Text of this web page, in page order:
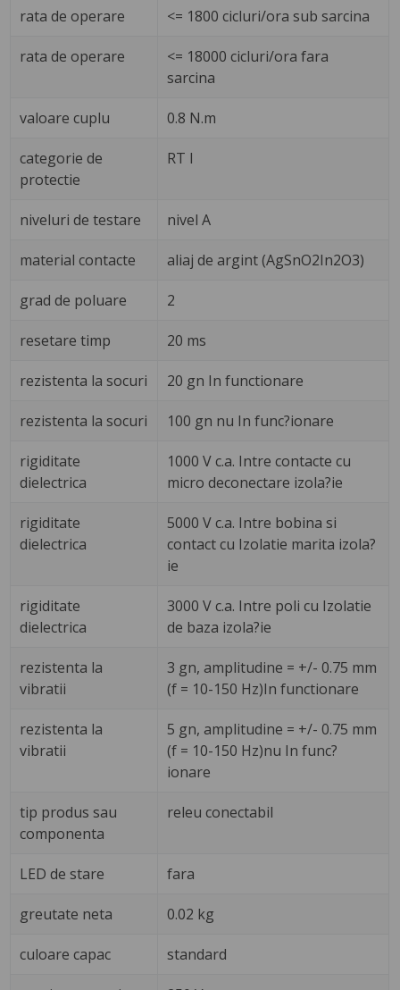
rata de operare <= 1800 cicluri/ora sub sarcina
rata de operare
<= 18000 cicluri/ora fara
sarcina
valoare cuplu 0.8 N.m
categorie de
protectie
RT I
niveluri de testare nivel A
material contacte aliaj de argint (AgSnO2In2O3)
grad de poluare 2
resetare timp 20 ms
rezistenta la socuri 20 gn In functionare
rezistenta la socuri 100 gn nu In func?ionare
rigiditate
dielectrica
1000 V c.a. Intre contacte cu
micro deconectare izola?ie
rigiditate
dielectrica
5000 V c.a. Intre bobina si
contact cu Izolatie marita izola?
ie
rigiditate
dielectrica
3000 V c.a. Intre poli cu Izolatie
de baza izola?ie
rezistenta la
vibratii
3 gn, amplitudine = +/- 0.75 mm
(f = 10-150 Hz)In functionare
rezistenta la
vibratii
5 gn, amplitudine = +/- 0.75 mm
(f = 10-150 Hz)nu In func?
ionare
tip produs sau
componenta
releu conectabil
LED de stare fara
greutate neta 0.02 kg
culoare capac standard